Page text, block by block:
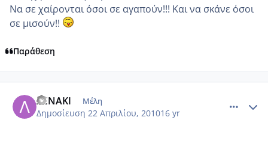
Να σε χαίρονται όσοι σε αγαπούν!!! Και να σκάνε όσοι
σε μισούν!!
Παράθεση
ΛΕΝΑΚΙ Μέλη
Δημοσίευση 22 Απριλίου, 201016 yr